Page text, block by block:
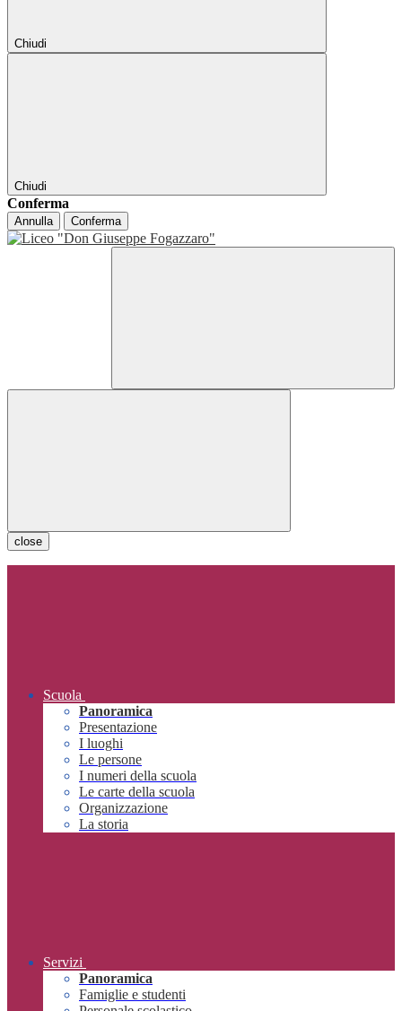
Chiudi
Chiudi
Conferma
Annulla Conferma
close
Scuola
Panoramica
Presentazione
I luoghi
Le persone
I numeri della scuola
Le carte della scuola
Organizzazione
La storia
Servizi
Panoramica
Famiglie e studenti